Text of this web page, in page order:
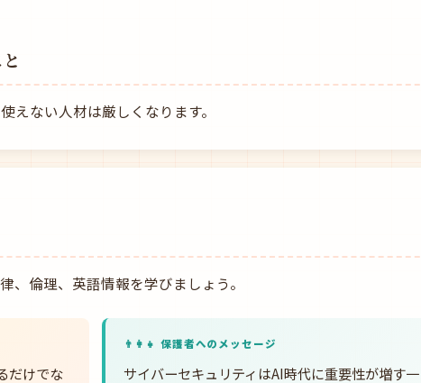
えない人材は厳しくなります。
、倫理、英語情報を学びましょう。
だけでな
👨‍👩‍👧 保護者へのメッセージ
サイバーセキュリティはAI時代に重要性が増す一